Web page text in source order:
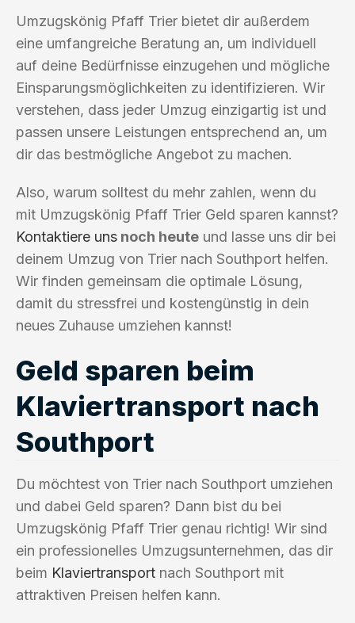
Umzugskönig Pfaff Trier bietet dir außerdem
eine umfangreiche Beratung an, um individuell
auf deine Bedürfnisse einzugehen und mögliche
Einsparungsmöglichkeiten zu identifizieren. Wir
verstehen, dass jeder Umzug einzigartig ist und
passen unsere Leistungen entsprechend an, um
dir das bestmögliche Angebot zu machen.
Also, warum solltest du mehr zahlen, wenn du
mit Umzugskönig Pfaff Trier Geld sparen kannst?
Kontaktiere uns noch heute und lasse uns dir bei
deinem Umzug von Trier nach Southport helfen.
Wir finden gemeinsam die optimale Lösung,
damit du stressfrei und kostengünstig in dein
neues Zuhause umziehen kannst!
Geld sparen beim
Klaviertransport nach
Southport
Du möchtest von Trier nach Southport umziehen
und dabei Geld sparen? Dann bist du bei
Umzugskönig Pfaff Trier genau richtig! Wir sind
ein professionelles Umzugsunternehmen, das dir
beim Klaviertransport nach Southport mit
attraktiven Preisen helfen kann.